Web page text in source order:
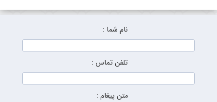
نام شما :
تلفن تماس :
متن پیغام :